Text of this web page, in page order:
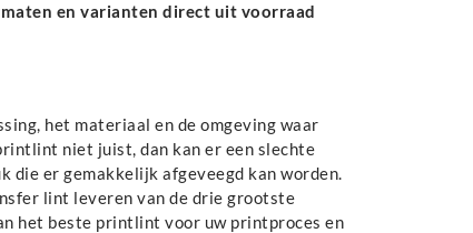
en varianten direct uit voorraad
het materiaal en de omgeving waar
niet juist, dan kan er een slechte
die er gemakkelijk afgeveegd kan worden.
lint leveren van de drie grootste
het beste printlint voor uw printproces en